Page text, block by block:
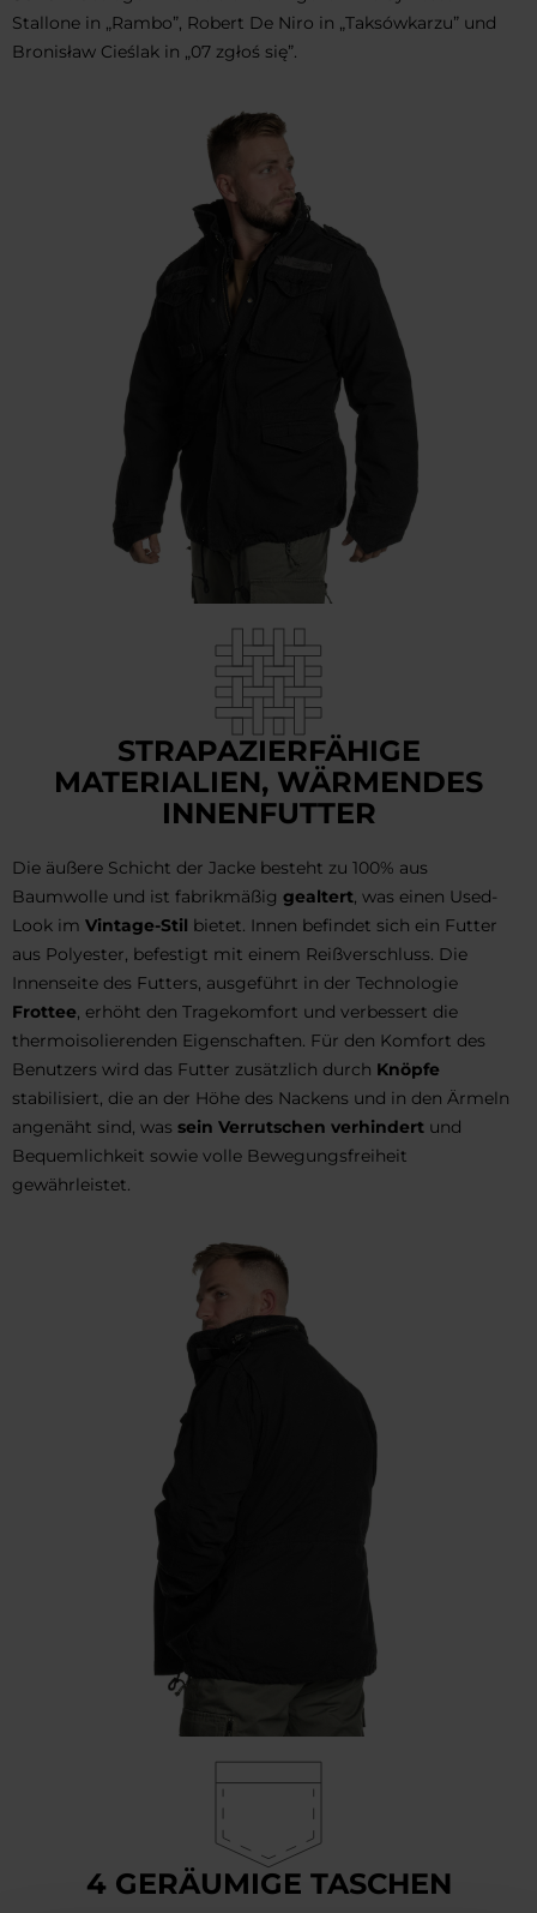
Stallone in „Rambo”, Robert De Niro in „Taksówkarzu” und
Bronisław Cieślak in „07 zgłoś się”.
STRAPAZIERFÄHIGE
MATERIALIEN, WÄRMENDES
INNENFUTTER
Die äußere Schicht der Jacke besteht zu 100% aus
Baumwolle und ist fabrikmäßig gealtert, was einen Used-
Look im Vintage-Stil bietet. Innen befindet sich ein Futter
aus Polyester, befestigt mit einem Reißverschluss. Die
Innenseite des Futters, ausgeführt in der Technologie
Frottee, erhöht den Tragekomfort und verbessert die
thermoisolierenden Eigenschaften. Für den Komfort des
Benutzers wird das Futter zusätzlich durch Knöpfe
stabilisiert, die an der Höhe des Nackens und in den Ärmeln
angenäht sind, was sein Verrutschen verhindert und
Bequemlichkeit sowie volle Bewegungsfreiheit
gewährleistet.
4 GERÄUMIGE TASCHEN